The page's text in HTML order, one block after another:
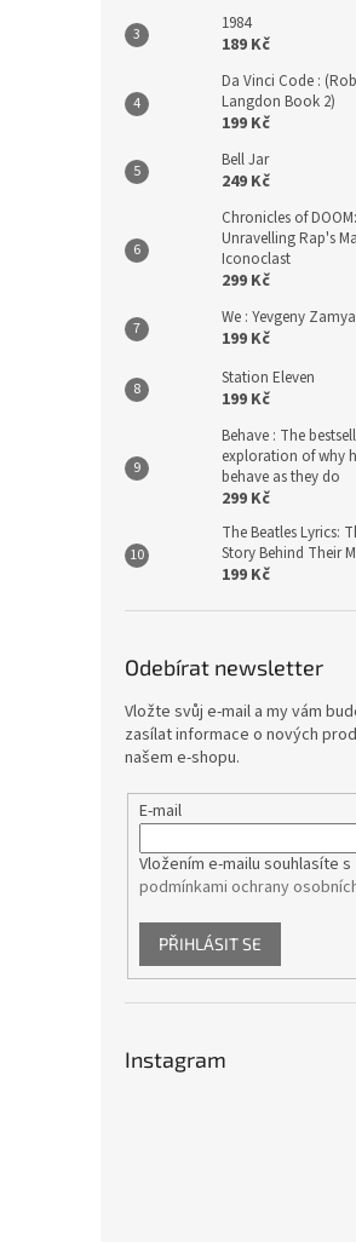
1984
189 Kč
Da Vinci Code :
Langdon Book 2)
199 Kč
Bell Jar
249 Kč
Chronicles of DOOM:
Unravelling Rap's
Iconoclast
299 Kč
We : Yevgeny
199 Kč
Station Eleven
199 Kč
Behave : The
exploration of why
behave as they do
299 Kč
The Beatles Lyrics:
Story Behind Their
199 Kč
Odebírat newsletter
Vložte svůj e-mail a my vám
zasílat informace o nových
našem e-shopu.
E-mail
Vložením e-mailu souhlasíte s
podmínkami ochrany
PŘIHLÁSIT SE
Instagram